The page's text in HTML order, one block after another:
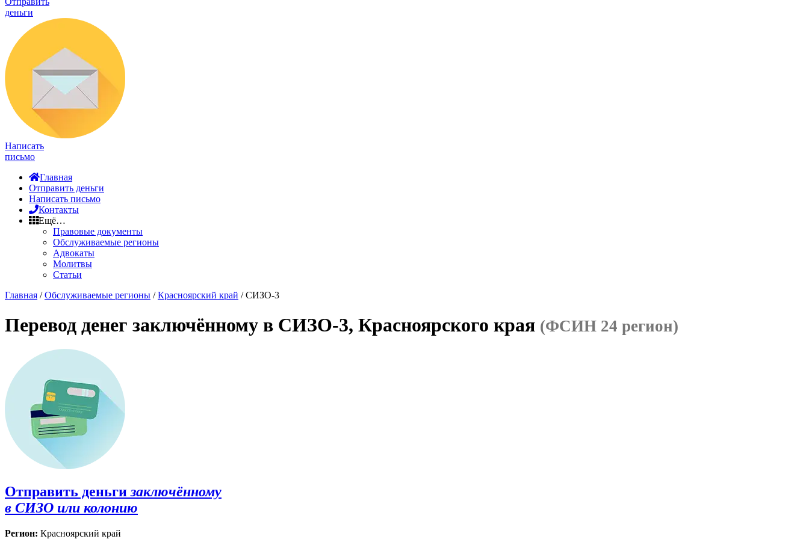
деньги
Написать
письмо
Главная
Отправить деньги
Написать письмо
Контакты
Ещё…
Правовые документы
Обслуживаемые регионы
Адвокаты
Молитвы
Статьи
Главная /Обслуживаемые регионы /Красноярский край / СИЗО-3
Перевод денег заключённому в СИЗО-3, Красноярского края (ФСИН 24 регион)
Отправить деньги заключённому
в СИЗО или колонию
Регион: Красноярский край